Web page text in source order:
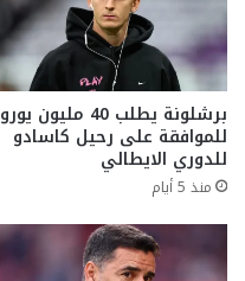
برشلونة يطلب 40 مليون يورو
للموافقة على رحيل كاسادو
للدوري الايطالي
منذ 5 أيام